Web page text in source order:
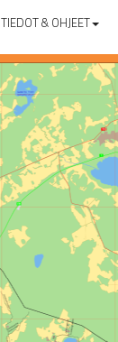
TIEDOT & OHJEET